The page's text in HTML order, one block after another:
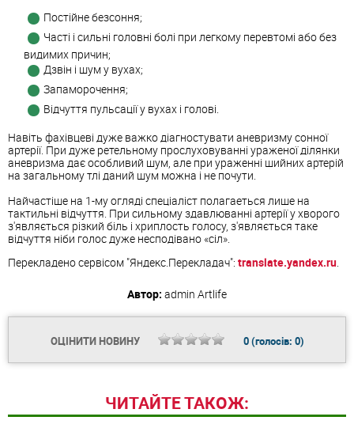
Постійне безсоння;
Часті і сильні головні болі при легкому перевтомі або без
видимих причин;
Дзвін і шум у вухах;
Запаморочення;
Відчуття пульсації у вухах і голові.
Навіть фахівцеві дуже важко діагностувати аневризму сонної
артерії. При дуже ретельному прослуховуванні ураженої ділянки
аневризма дає особливий шум, але при ураженні шийних артерій
на загальному тлі даний шум можна і не почути.
Найчастіше на 1-му огляді спеціаліст полагаеться лише на
тактильні відчуття. При сильному здавлюванні артерії у хворого
з'являється різкий біль і хриплость голосу, з'являється таке
відчуття ніби голос дуже несподівано «сіл».
Перекладено сервісом "Яндекс.Перекладач": translate.yandex.ru.
Автор: admin Artlife
ОЦІНИТИ НОВИНУ 0(голосів: 0)
ЧИТАЙТЕ ТАКОЖ: